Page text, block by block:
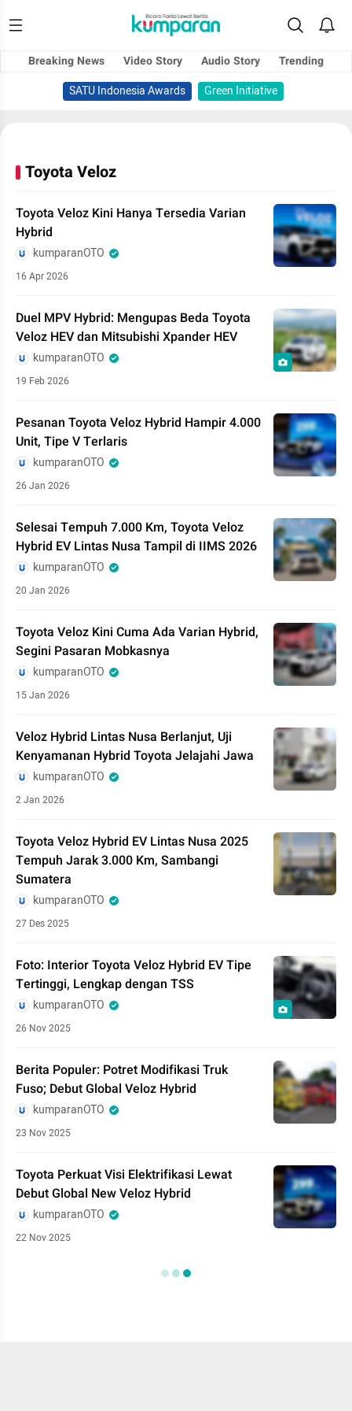
Breaking News Video Story Audio Story
Trending
SATU Indonesia Awards
Green Initiative
Toyota Veloz
Toyota Veloz Kini Hanya Tersedia Varian
Hybrid
kumparanOTO
16 Apr 2026
Duel MPV Hybrid: Mengupas Beda Toyota
Veloz HEV dan Mitsubishi Xpander HEV
kumparanOTO
19 Feb 2026
Pesanan Toyota Veloz Hybrid Hampir 4.000
Unit, Tipe V Terlaris
kumparanOTO
26 Jan 2026
Selesai Tempuh 7.000 Km, Toyota Veloz
Hybrid EV Lintas Nusa Tampil di IIMS 2026
kumparanOTO
20 Jan 2026
Toyota Veloz Kini Cuma Ada Varian Hybrid,
Segini Pasaran Mobkasnya
kumparanOTO
15 Jan 2026
Veloz Hybrid Lintas Nusa Berlanjut, Uji
Kenyamanan Hybrid Toyota Jelajahi Jawa
kumparanOTO
2 Jan 2026
Toyota Veloz Hybrid EV Lintas Nusa 2025
Tempuh Jarak 3.000 Km, Sambangi
Sumatera
kumparanOTO
27 Des 2025
Foto: Interior Toyota Veloz Hybrid EV Tipe
Tertinggi, Lengkap dengan TSS
kumparanOTO
26 Nov 2025
Berita Populer: Potret Modifikasi Truk
Fuso; Debut Global Veloz Hybrid
kumparanOTO
23 Nov 2025
Toyota Perkuat Visi Elektrifikasi Lewat
Debut Global New Veloz Hybrid
kumparanOTO
22 Nov 2025